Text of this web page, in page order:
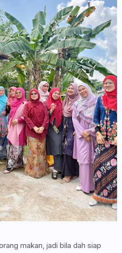
makan, jadi bila dah siap